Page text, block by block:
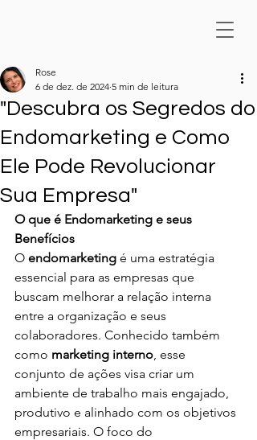
"Descubra os Segredos do
Endomarketing e Como
Ele Pode Revolucionar
Sua Empresa"
Rose
6 de dez. de 2024 5 min de leitura
O que é Endomarketing e seus
Benefícios
O endomarketing é uma estratégia
essencial para as empresas que
buscam melhorar a relação interna
entre a organização e seus
colaboradores. Conhecido também
como marketing interno, esse
conjunto de ações visa criar um
ambiente de trabalho mais engajado,
produtivo e alinhado com os objetivos
empresariais. O foco do